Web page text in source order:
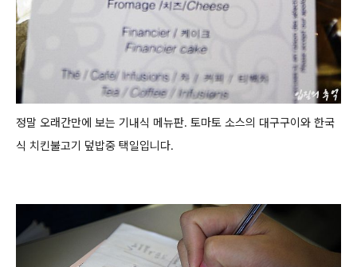
정말 오래간만에 보는 기내식 메뉴판. 토마토 소스의 대구구이와 한국
식 치킨불고기 덮밥중 택일입니다.